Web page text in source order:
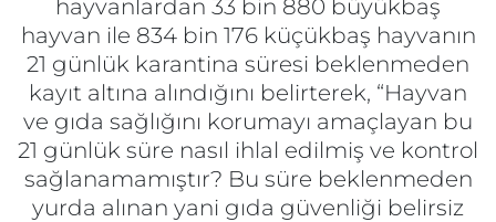
hayvanlardan 33 bin 880 büyükbaş
hayvan ile 834 bin 176 küçükbaş hayvanın
21 günlük karantina süresi beklenmeden
kayıt altına alındığını belirterek, “Hayvan
ve gıda sağlığını korumayı amaçlayan bu
21 günlük süre nasıl ihlal edilmiş ve kontrol
sağlanamamıştır? Bu süre beklenmeden
yurda alınan yani gıda güvenliği belirsiz
Gizlilik Sözleşmesi
İletişim
Künye
Topluluk Kuralları